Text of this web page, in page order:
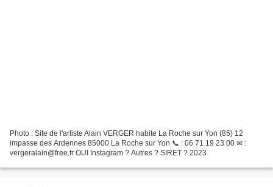
Photo : Site de l'artiste Alain VERGER habite La Roche sur Yon (85) 12
impasse des Ardennes 85000 La Roche sur Yon 📞 : 06 71 19 23 00 ✉ :
vergeralain@free.fr OUI Instagram ? Autres ? SIRET ? 2023